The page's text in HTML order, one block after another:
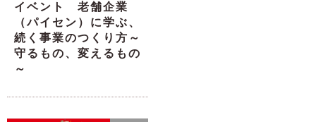
イベント 老舗企業
（パイセン）に学ぶ、
続く事業のつくり方～
守るもの、変えるもの
～